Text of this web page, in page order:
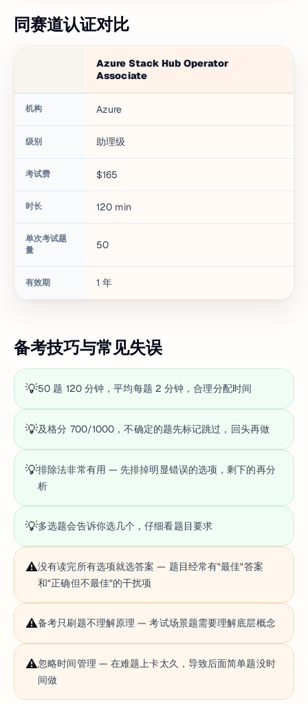
同赛道认证对比
Azure Stack Hub Operator
Associate
机构 Azure
级别 助理级
考试费 $165
时长 120 min
单次考试题
量
50
有效期 1 年
备考技巧与常见失误
💡50 题 120 分钟，平均每题 2 分钟，合理分配时间
💡及格分 700/1000，不确定的题先标记跳过，回头再做
💡排除法非常有用 — 先排掉明显错误的选项，剩下的再分
析
💡多选题会告诉你选几个，仔细看题目要求
⚠️没有读完所有选项就选答案 — 题目经常有"最佳"答案
和"正确但不最佳"的干扰项
⚠️备考只刷题不理解原理 — 考试场景题需要理解底层概念
⚠️忽略时间管理 — 在难题上卡太久，导致后面简单题没时
间做